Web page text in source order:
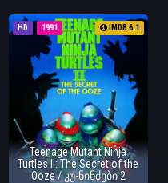
HD 1991 IMDB 6.1
Teenage Mutant Ninja
Turtles II: The Secret of the
Ooze / კუ-ნინძები 2